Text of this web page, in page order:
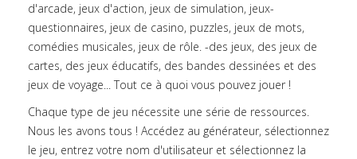
d'arcade, jeux d'action, jeux de simulation, jeux-
questionnaires, jeux de casino, puzzles, jeux de mots,
comédies musicales, jeux de rôle. -des jeux, des jeux de
cartes, des jeux éducatifs, des bandes dessinées et des
jeux de voyage... Tout ce à quoi vous pouvez jouer !
Chaque type de jeu nécessite une série de ressources.
Nous les avons tous ! Accédez au générateur, sélectionnez
le jeu, entrez votre nom d'utilisateur et sélectionnez la